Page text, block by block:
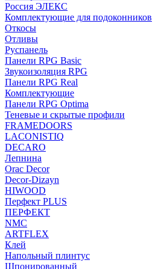
Россия ЭЛЕКС
Комплектующие для подоконников
Откосы
Отливы
Руспанель
Панели RPG Basic
Звукоизоляция RPG
Панели RPG Real
Комплектующие
Панели RPG Optima
Теневые и скрытые профили
FRAMEDOORS
LACONISTIQ
DECARO
Лепнина
Orac Decor
Decor-Dizayn
HIWOOD
Перфект PLUS
ПЕРФЕКТ
NMC
ARTFLEX
Клей
Напольный плинтус
Шпонированный